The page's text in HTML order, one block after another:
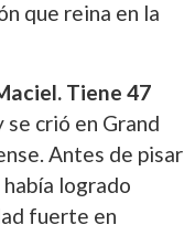
que reina en la
Tiene 47
se crió en Grand
Antes de pisar
había logrado
fuerte en